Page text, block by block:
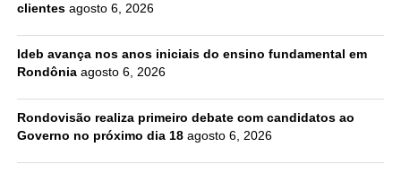
clientes agosto 6, 2026
Ideb avança nos anos iniciais do ensino fundamental em
Rondônia agosto 6, 2026
Rondovisão realiza primeiro debate com candidatos ao
Governo no próximo dia 18 agosto 6, 2026